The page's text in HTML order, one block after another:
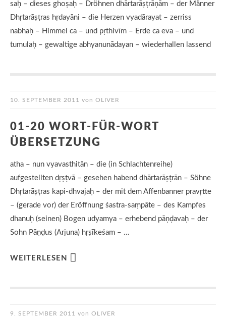
saḥ – dieses ghoṣaḥ – Dröhnen dhārtarāṣṭrāṇām – der Männer
Dhṛtarāṣṭras hṛdayāni – die Herzen vyadārayat – zerriss
nabhaḥ – Himmel ca – und pṛthivīm – Erde ca eva – und
tumulaḥ – gewaltige abhyanunādayan – wiederhallen lassend
10. SEPTEMBER 2011 von OLIVER
01-20 WORT-FÜR-WORT
ÜBERSETZUNG
atha – nun vyavasthitān – die (in Schlachtenreihe)
aufgestellten dṛṣṭvā – gesehen habend dhārtarāṣṭrān – Söhne
Dhṛtarāṣṭras kapi-dhvajaḥ – der mit dem Affenbanner pravṛtte
– (gerade vor) der Eröffnung śastra-saṃpāte – des Kampfes
dhanuḥ (seinen) Bogen udyamya – erhebend pāṇḍavaḥ – der
Sohn Pāṇḍus (Arjuna) hṛṣīkeśam – …
WEITERLESEN
9. SEPTEMBER 2011 von OLIVER